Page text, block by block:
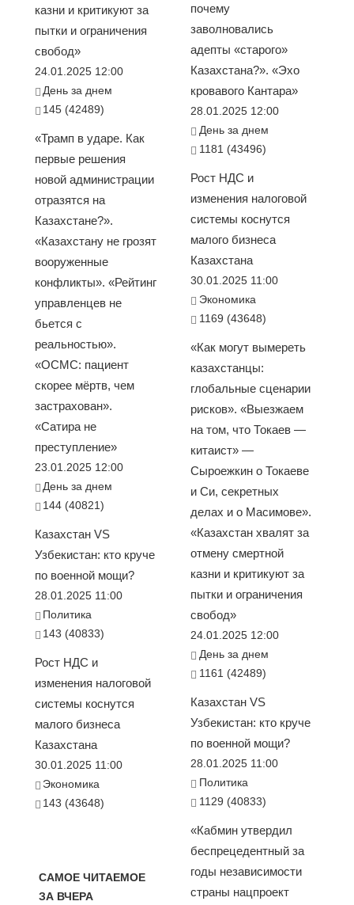
казни и критикуют за
пытки и ограничения
свобод»
24.01.2025 12:00
День за днем
145 (42489)
«Трамп в ударе. Как
первые решения
новой администрации
отразятся на
Казахстане?».
«Казахстану не грозят
вооруженные
конфликты». «Рейтинг
управленцев не
бьется с
реальностью».
«ОСМС: пациент
скорее мёртв, чем
застрахован».
«Сатира не
преступление»
23.01.2025 12:00
День за днем
144 (40821)
Казахстан VS
Узбекистан: кто круче
по военной мощи?
28.01.2025 11:00
Политика
143 (40833)
Рост НДС и
изменения налоговой
системы коснутся
малого бизнеса
Казахстана
30.01.2025 11:00
Экономика
143 (43648)
САМОЕ ЧИТАЕМОЕ
ЗА ВЧЕРА
почему
заволновались
адепты «старого»
Казахстана?». «Эхо
кровавого Кантара»
28.01.2025 12:00
День за днем
1181 (43496)
Рост НДС и
изменения налоговой
системы коснутся
малого бизнеса
Казахстана
30.01.2025 11:00
Экономика
1169 (43648)
«Как могут вымереть
казахстанцы:
глобальные сценарии
рисков». «Выезжаем
на том, что Токаев —
китаист» —
Сыроежкин о Токаеве
и Си, секретных
делах и о Масимове».
«Казахстан хвалят за
отмену смертной
казни и критикуют за
пытки и ограничения
свобод»
24.01.2025 12:00
День за днем
1161 (42489)
Казахстан VS
Узбекистан: кто круче
по военной мощи?
28.01.2025 11:00
Политика
1129 (40833)
«Кабмин утвердил
беспрецедентный за
годы независимости
страны нацпроект